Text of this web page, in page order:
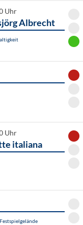
Uhr
Albrecht
Uhr
italiana